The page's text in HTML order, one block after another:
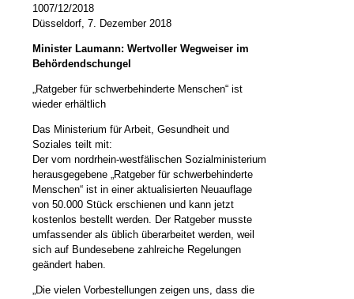
1007/12/
Düsseldorf, 7. Dezember 2018
Minister Laumann: Wertvoller Wegweiser im
Behördendschungel
„Ratgeber für schwerbehinderte Menschen“ ist
wieder erhältlich
Das Ministerium für Arbeit, Gesundheit und
Soziales teilt mit:
Der vom nordrhein-westfälischen Sozialministerium
herausgegebene „Ratgeber für schwerbehinderte
Menschen“ ist in einer aktualisierten Neuauflage
von 50.000 Stück erschienen und kann jetzt
kostenlos bestellt werden. Der Ratgeber musste
umfassender als üblich überarbeitet werden, weil
sich auf Bundesebene zahlreiche Regelungen
geändert haben.
„Die vielen Vorbestellungen zeigen uns, dass die